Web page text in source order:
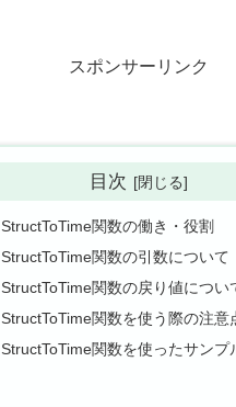
スポンサーリンク
目次
StructToTime関数の働き・役割
StructToTime関数の引数について
StructToTime関数の戻り値につい
StructToTime関数を使う際の注意
StructToTime関数を使ったサンプ